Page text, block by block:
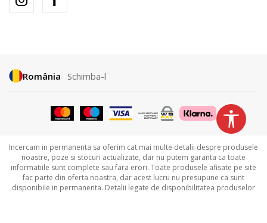
România Schimba-l
Incercam in permanenta sa oferim cat mai multe detalii despre produsele
noastre, poze si stocuri actualizate, dar nu putem garanta ca toate
informatiile sunt complete sau fara erori. Toate produsele afisate pe site
fac parte din oferta noastra, dar acest lucru nu presupune ca sunt
disponibile in permanenta. Detalii legate de disponibilitatea produselor